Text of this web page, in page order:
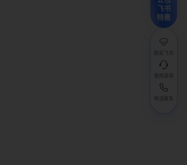
飞书
特惠
购买飞书
使用咨询
电话联系